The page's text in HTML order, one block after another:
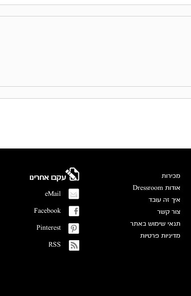
מכירות
אודות Dressroom
איך זה עובד
צור קשר
תנאי שימוש באתר
מדיניות פרטיות
עקבו אחרינו
eMail
Facebook
Pinterest
RSS